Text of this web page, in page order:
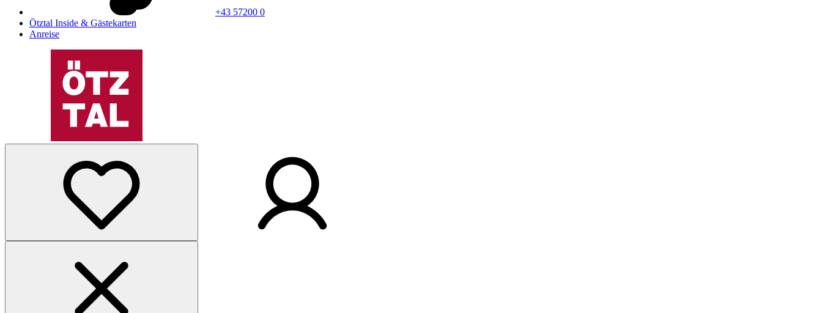
+43 57200 0
Ötztal Inside & Gästekarten
Anreise